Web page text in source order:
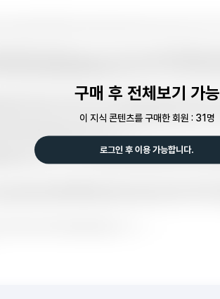
구매 후 전체보기 가능
이 지식 콘텐츠를 구매한 회원 : 31명
로그인 후 이용 가능합니다.